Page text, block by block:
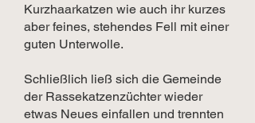
Kurzhaarkatzen wie auch ihr kurzes
aber feines, stehendes Fell mit einer
guten Unterwolle.
Schließlich ließ sich die Gemeinde
der Rassekatzenzüchter wieder
etwas Neues einfallen und trennten